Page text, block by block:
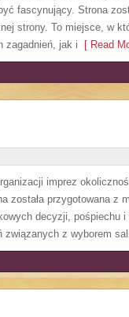
fascynujący. Strona
strony. To miejsce, w
zagadnień, jak i [ Read
imprez
została przygotowana z
decyzji, pośpiechu
związanych z wyborem